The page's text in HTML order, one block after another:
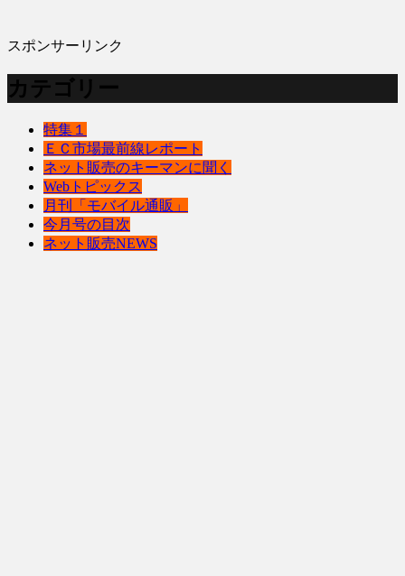
スポンサーリンク
カテゴリー
特集１
ＥＣ市場最前線レポート
ネット販売のキーマンに聞く
Webトピックス
月刊「モバイル通販」
今月号の目次
ネット販売NEWS